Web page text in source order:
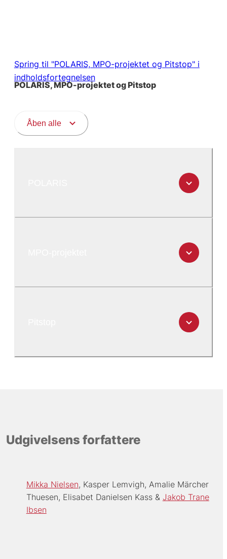
Spring til "POLARIS, MPO-projektet og Pitstop" i
indholdsfortegnelsen
POLARIS, MPO-projektet og Pitstop
Åben alle
Udgivelsens forfattere
Mikka Nielsen Kasper Lemvigh Amalie Märcher
Thuesen Elisabet Danielsen Kass
Jakob Trane
Ibsen